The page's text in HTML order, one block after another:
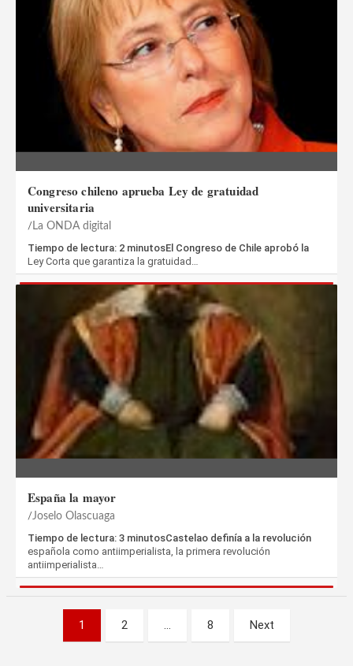
Congreso chileno aprueba Ley de gratuidad
universitaria
La ONDA digital
Tiempo de lectura: 2 minutosEl Congreso de Chile aprobó la
Ley Corta que garantiza la gratuidad…
España la mayor
Joselo Olascuaga
Tiempo de lectura: 3 minutosCastelao definía a la revolución
española como antiimperialista, la primera revolución
antiimperialista…
Paginación
1 2 … 8 Next